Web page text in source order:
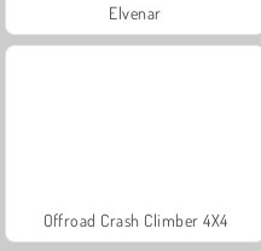
Elvenar
Offroad Crash Climber 4X4